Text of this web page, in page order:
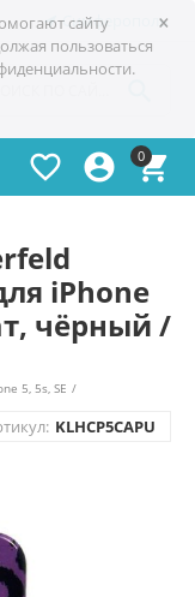
×
сайту
пользоваться
Симферополь
0



iPhone
чёрный /
5, 5s, SE /
KLHCP5CAPU